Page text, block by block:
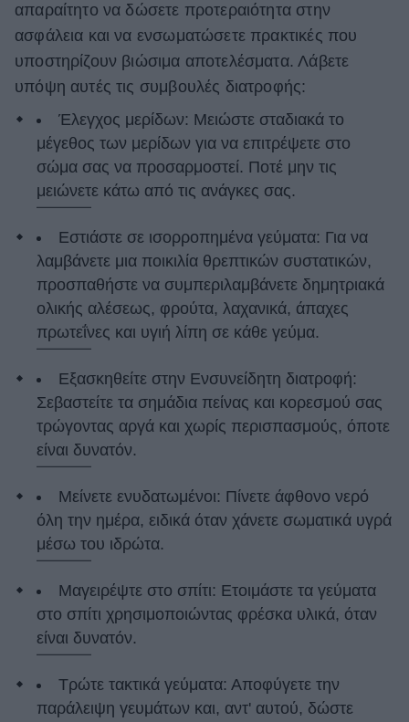
απαραίτητο να δώσετε προτεραιότητα στην
ασφάλεια και να ενσωματώσετε πρακτικές που
υποστηρίζουν βιώσιμα αποτελέσματα. Λάβετε
υπόψη αυτές τις συμβουλές διατροφής:
Έλεγχος μερίδων: Μειώστε σταδιακά το
μέγεθος των μερίδων για να επιτρέψετε στο
σώμα σας να προσαρμοστεί. Ποτέ μην τις
μειώνετε κάτω από τις ανάγκες σας.
Εστιάστε σε ισορροπημένα γεύματα: Για να
λαμβάνετε μια ποικιλία θρεπτικών συστατικών,
προσπαθήστε να συμπεριλαμβάνετε δημητριακά
ολικής αλέσεως, φρούτα, λαχανικά, άπαχες
πρωτεΐνες και υγιή λίπη σε κάθε γεύμα.
Εξασκηθείτε στην Ενσυνείδητη διατροφή:
Σεβαστείτε τα σημάδια πείνας και κορεσμού σας
τρώγοντας αργά και χωρίς περισπασμούς, όποτε
είναι δυνατόν.
Μείνετε ενυδατωμένοι: Πίνετε άφθονο νερό
όλη την ημέρα, ειδικά όταν χάνετε σωματικά υγρά
μέσω του ιδρώτα.
Μαγειρέψτε στο σπίτι: Ετοιμάστε τα γεύματα
στο σπίτι χρησιμοποιώντας φρέσκα υλικά, όταν
είναι δυνατόν.
Τρώτε τακτικά γεύματα: Αποφύγετε την
παράλειψη γευμάτων και, αντ' αυτού, δώστε